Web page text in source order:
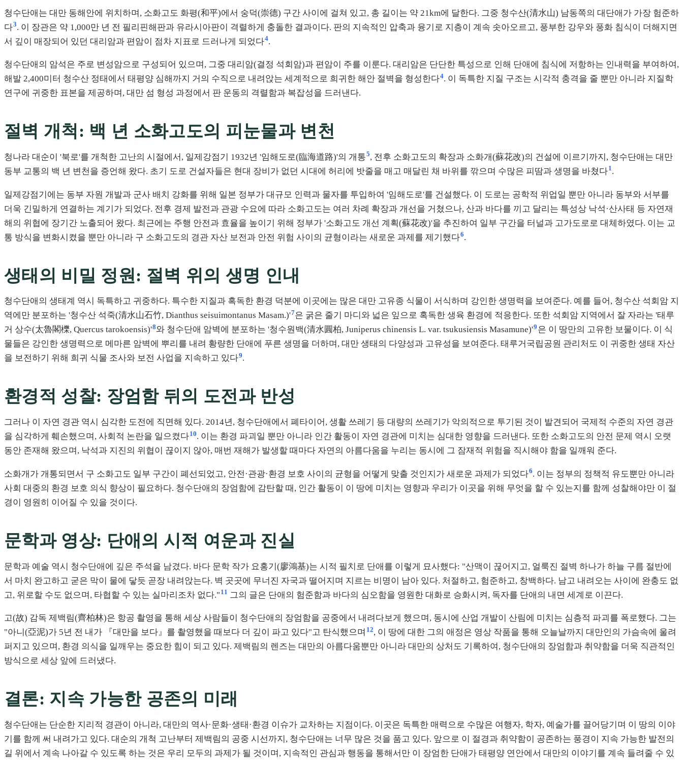
청수단애는 대만 동해안에 위치하며, 소화고도 화평(和平)에서 숭덕(崇德) 구간 사이에 걸쳐 있고, 총 길이는 약 21km에 달한다. 그중 청수산(清水山) 남동쪽의 대단애가 가장 험준하
다3. 이 장관은 약 1,000만 년 전 필리핀해판과 유라시아판이 격렬하게 충돌한 결과이다. 판의 지속적인 압축과 융기로 지층이 계속 솟아오르고, 풍부한 강우와 풍화 침식이 더해지면
서 깊이 매장되어 있던 대리암과 편암이 점차 지표로 드러나게 되었다4.
청수단애의 암석은 주로 변성암으로 구성되어 있으며, 그중 대리암(결정 석회암)과 편암이 주를 이룬다. 대리암은 단단한 특성으로 인해 단애에 침식에 저항하는 인내력을 부여하여,
해발 2,400미터 청수산 정태에서 태평양 심해까지 거의 수직으로 내려앉는 세계적으로 희귀한 해안 절벽을 형성한다4. 이 독특한 지질 구조는 시각적 충격을 줄 뿐만 아니라 지질학
연구에 귀중한 표본을 제공하며, 대만 섬 형성 과정에서 판 운동의 격렬함과 복잡성을 드러낸다.
절벽 개척: 백 년 소화고도의 피눈물과 변천
청나라 대순이 '북로'를 개척한 고난의 시절에서, 일제강점기 1932년 '임해도로(臨海道路)'의 개통5, 전후 소화고도의 확장과 소화개(蘇花改)의 건설에 이르기까지, 청수단애는 대만
동부 교통의 백 년 변천을 증언해 왔다. 초기 도로 건설자들은 현대 장비가 없던 시대에 허리에 밧줄을 매고 매달린 채 바위를 깎으며 수많은 피땀과 생명을 바쳤다1.
일제강점기에는 동부 자원 개발과 군사 배치 강화를 위해 일본 정부가 대규모 인력과 물자를 투입하여 '임해도로'를 건설했다. 이 도로는 공학적 위업일 뿐만 아니라 동부와 서부를
더욱 긴밀하게 연결하는 계기가 되었다. 전후 경제 발전과 관광 수요에 따라 소화고도는 여러 차례 확장과 개선을 거쳤으나, 산과 바다를 끼고 달리는 특성상 낙석·산사태 등 자연재
해의 위협에 장기간 노출되어 왔다. 최근에는 주행 안전과 효율을 높이기 위해 정부가 '소화고도 개선 계획(蘇花改)'을 추진하여 일부 구간을 터널과 고가도로로 대체하였다. 이는 교
통 방식을 변화시켰을 뿐만 아니라 구 소화고도의 경관 자산 보전과 안전 위험 사이의 균형이라는 새로운 과제를 제기했다6.
생태의 비밀 정원: 절벽 위의 생명 인내
청수단애의 생태계 역시 독특하고 귀중하다. 특수한 지질과 혹독한 환경 덕분에 이곳에는 많은 대만 고유종 식물이 서식하며 강인한 생명력을 보여준다. 예를 들어, 청수산 석회암 지
역에만 분포하는 '청수산 석죽(清水山石竹, Dianthus seisuimontanus Masam.)'7은 굵은 줄기 마디와 넓은 잎으로 혹독한 생육 환경에 적응한다. 또한 석회암 지역에서 잘 자라는 '태루
거 상수(太魯閣櫟, Quercus tarokoensis)'8와 청수단애 암벽에 분포하는 '청수원백(清水圓柏, Juniperus chinensis L. var. tsukusiensis Masamune)'9 은 이 땅만의 고유한 보물이다. 이 식
물들은 강인한 생명력으로 메마른 암벽에 뿌리를 내려 황량한 단애에 푸른 생명을 더하며, 대만 생태의 다양성과 고유성을 보여준다. 태루거국립공원 관리처도 이 귀중한 생태 자산
을 보전하기 위해 희귀 식물 조사와 보전 사업을 지속하고 있다9.
환경적 성찰: 장엄함 뒤의 도전과 반성
그러나 이 자연 경관 역시 심각한 도전에 직면해 있다. 2014년, 청수단애에서 폐타이어, 생활 쓰레기 등 대량의 쓰레기가 악의적으로 투기된 것이 발견되어 국제적 수준의 자연 경관
을 심각하게 훼손했으며, 사회적 논란을 일으켰다10. 이는 환경 파괴일 뿐만 아니라 인간 활동이 자연 경관에 미치는 심대한 영향을 드러낸다. 또한 소화고도의 안전 문제 역시 오랫
동안 존재해 왔으며, 낙석과 지진의 위협이 끊이지 않아, 매번 재해가 발생할 때마다 자연의 아름다움을 누리는 동시에 그 잠재적 위험을 직시해야 함을 일깨워 준다.
소화개가 개통되면서 구 소화고도 일부 구간이 폐선되었고, 안전·관광·환경 보호 사이의 균형을 어떻게 맞출 것인지가 새로운 과제가 되었다6. 이는 정부의 정책적 유도뿐만 아니라
사회 대중의 환경 보호 의식 향상이 필요하다. 청수단애의 장엄함에 감탄할 때, 인간 활동이 이 땅에 미치는 영향과 우리가 이곳을 위해 무엇을 할 수 있는지를 함께 성찰해야만 이 절
경이 영원히 이어질 수 있을 것이다.
문학과 영상: 단애의 시적 여운과 진실
문학과 예술 역시 청수단애에 깊은 주석을 남겼다. 바다 문학 작가 요홍기(廖鴻基)는 시적 필치로 단애를 이렇게 묘사했다: "산맥이 끊어지고, 얼룩진 절벽 하나가 하늘 구름 절반에
서 마치 완고하고 굳은 막이 물에 닿듯 곧장 내려앉는다. 벽 곳곳에 무너진 자국과 떨어지며 지르는 비명이 남아 있다. 처절하고, 험준하고, 창백하다. 남고 내려오는 사이에 완충도 없
고, 위로할 수도 없으며, 타협할 수 있는 실마리조차 없다." 11 그의 글은 단애의 험준함과 바다의 심오함을 영원한 대화로 승화시켜, 독자를 단애의 내면 세계로 이끈다.
고(故) 감독 제백림(齊柏林)은 항공 촬영을 통해 세상 사람들이 청수단애의 장엄함을 공중에서 내려다보게 했으며, 동시에 산업 개발이 산림에 미치는 심층적 파괴를 폭로했다. 그는
"아니(亞泥)가 5년 전 내가 『대만을 보다』를 촬영했을 때보다 더 깊이 파고 있다"고 탄식했으며 12, 이 땅에 대한 그의 애정은 영상 작품을 통해 오늘날까지 대만인의 가슴속에 울려
퍼지고 있으며, 환경 의식을 일깨우는 중요한 힘이 되고 있다. 제백림의 렌즈는 대만의 아름다움뿐만 아니라 대만의 상처도 기록하여, 청수단애의 장엄함과 취약함을 더욱 직관적인
방식으로 세상 앞에 드러냈다.
결론: 지속 가능한 공존의 미래
청수단애는 단순한 지리적 경관이 아니라, 대만의 역사·문화·생태·환경 이슈가 교차하는 지점이다. 이곳은 독특한 매력으로 수많은 여행자, 학자, 예술가를 끌어당기며 이 땅의 이야
기를 함께 써 내려가고 있다. 대순의 개척 고난부터 제백림의 공중 시선까지, 청수단애는 너무 많은 것을 품고 있다. 앞으로 이 절경과 취약함이 공존하는 풍경이 지속 가능한 발전의
길 위에서 계속 나아갈 수 있도록 하는 것은 우리 모두의 과제가 될 것이며, 지속적인 관심과 행동을 통해서만 이 장엄한 단애가 태평양 연안에서 대만의 이야기를 계속 들려줄 수 있